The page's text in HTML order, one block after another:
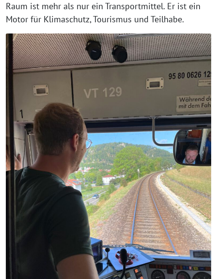
Raum ist mehr als nur ein Transportmittel. Er ist ein
Motor für Klimaschutz, Tourismus und Teilhabe.